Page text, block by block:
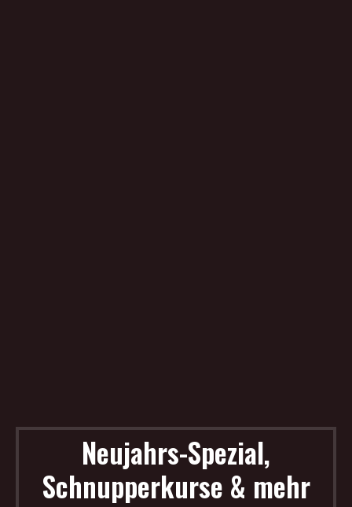
Neujahrs-Spezial,
Schnupperkurse & mehr